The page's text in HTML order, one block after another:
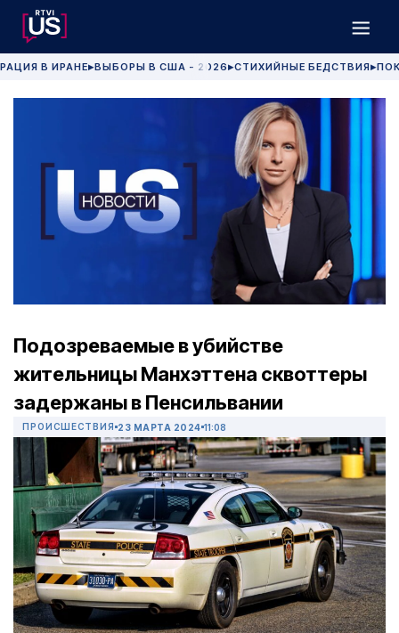
В ИРАНЕ▶ВЫБОРЫ В США - 2026 ▶СТИХИЙНЫЕ БЕДСТВИЯ▶
Подозреваемые в убийстве
жительницы Манхэттена сквоттеры
задержаны в Пенсильвании
ПРОИСШЕСТВИЯ 23 МАРТА 2024 11:08